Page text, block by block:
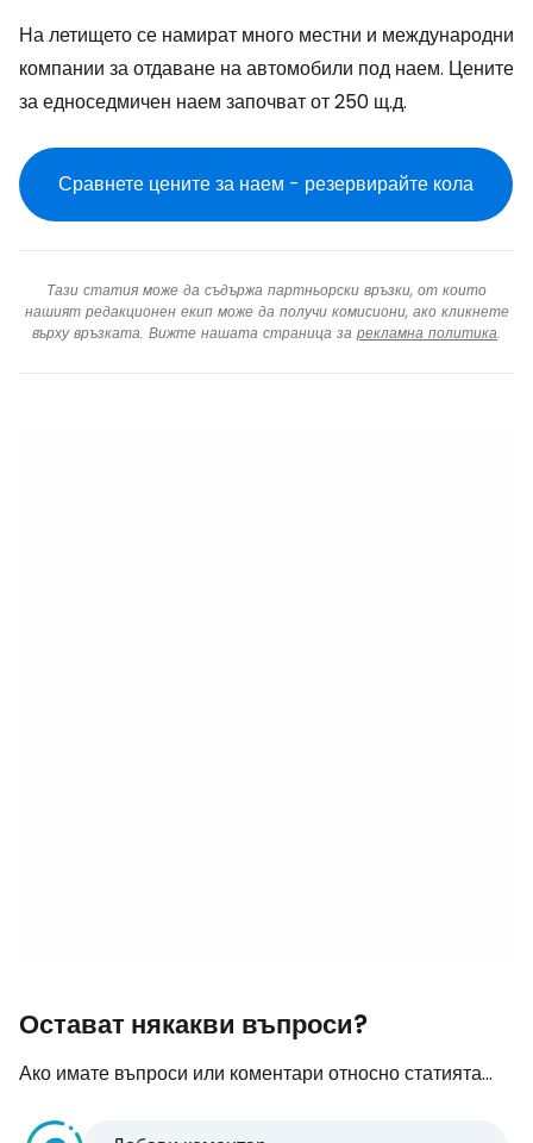
На летището се намират много местни и международни
компании за отдаване на автомобили под наем. Цените
за едноседмичен наем започват от 250 щ.д.
Сравнете цените за наем - резервирайте кола
Тази статия може да съдържа партньорски връзки, от които
нашият редакционен екип може да получи комисиони, ако кликнете
върху връзката. Вижте нашата страница за рекламна политика.
Остават някакви въпроси?
Ако имате въпроси или коментари относно статията...